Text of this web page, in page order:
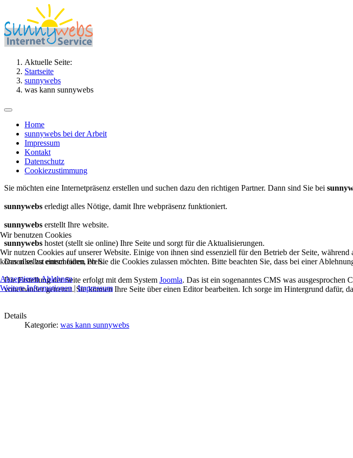
Aktuelle Seite:
Startseite
sunnywebs
was kann sunnywebs
Home
sunnywebs bei der Arbeit
Impressum
Kontakt
Datenschutz
Cookiezustimmung
Sie möchten eine Internetpräsenz erstellen und suchen dazu den richtigen Partner. Dann sind Sie bei
sunnywebs erledigt alles Nötige, damit Ihre webpräsenz funktioniert.
sunnywebs erstellt Ihre website.
sunnywebs hostet (stellt sie online) Ihre Seite und sorgt für die Aktualisierungen.
Das alles zu einem fairen Preis.
Die Erstellung der Seite erfolgt mit dem System Joomla. Das ist ein sogenanntes CMS was ausgesprochen
voneinander getrennt. Sie können Ihre Seite über einen Editor bearbeiten. Ich sorge im Hintergrund dafür,
Details
Kategorie: was kann sunnywebs
Wir benutzen Cookies
Wir nutzen Cookies auf unserer Website. Einige von ihnen sind essenziell für den Betrieb der Seite,
können selbst entscheiden, ob Sie die Cookies zulassen möchten. Bitte beachten Sie, dass bei einer
AkzeptierenAblehnen
Weitere Informationen |Impressum